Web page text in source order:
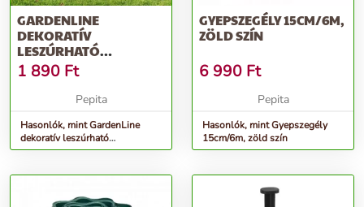
GARDENLINE
DEKORATÍV
LESZÚRHATÓ
ÁGYÁSSZEGÉLY 4DB
2,4M - FEKETE
1 890 Ft
Pepita
Hasonlók, mint GardenLine
dekoratív leszúrható
Ágyásszegély 4db 2,4m - fekete
GYEPSZEGÉLY 15CM/6M,
ZÖLD SZÍN
6 990 Ft
Pepita
Hasonlók, mint Gyepszegély
15cm/6m, zöld szín